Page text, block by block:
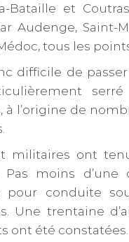
Bataille et
Audenge, Saint-
tous les
difficile de
à l’origine de
militaires ont
Pas moins
pour conduite
Une trentaine
ont été constatées.